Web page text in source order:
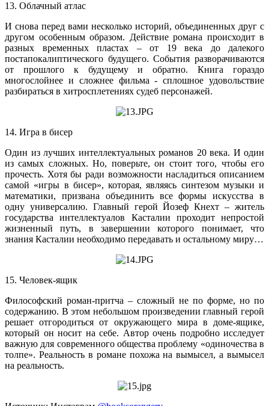
13. Облачный атлас
И снова перед вами несколько историй, объединенных друг с
другом особенным образом. Действие романа происходит в
разных временных пластах – от 19 века до далекого
постапокалиптического будущего. События разворачиваются
от прошлого к будущему и обратно. Книга гораздо
многослойнее и сложнее фильма - сплошное удовольствие
разбираться в хитросплетениях судеб персонажей.
14. Игра в бисер
Один из лучших интеллектуальных романов 20 века. И один
из самых сложных. Но, поверьте, он стоит того, чтобы его
прочесть. Хотя бы ради возможности насладиться описанием
самой «игры в бисер», которая, являясь синтезом музыки и
математики, призвана объединить все формы искусства в
одну универсалию. Главный герой Йозеф Кнехт – житель
государства интеллектуалов Касталии проходит непростой
жизненный путь, в завершении которого понимает, что
знания Касталии необходимо передавать и остальному миру…
15. Человек-ящик
Философский роман-притча – сложный не по форме, но по
содержанию. В этом небольшом произведении главный герой
решает отгородиться от окружающего мира в доме-ящике,
который он носит на себе. Автор очень подробно исследует
важную для современного общества проблему «одиночества в
толпе». Реальность в романе похожа на вымысел, а вымысел
на реальность.